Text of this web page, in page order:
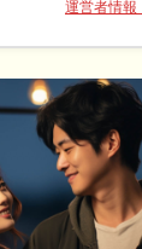
運営者情報